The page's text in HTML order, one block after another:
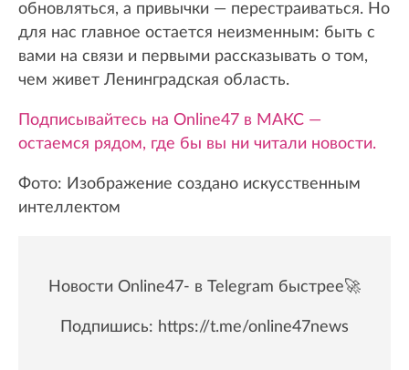
обновляться, а привычки — перестраиваться. Но
для нас главное остается неизменным: быть с
вами на связи и первыми рассказывать о том,
чем живет Ленинградская область.
Подписывайтесь на Online47 в МАКС —
остаемся рядом, где бы вы ни читали новости.
Фото: Изображение создано искусственным
интеллектом
Новости Online47- в Telegram быстрее🚀
Подпишись: https://t.me/online47news